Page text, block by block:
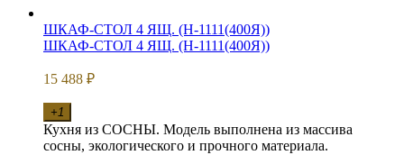
ШКАФ-СТОЛ 4 ЯЩ. (Н-1111(400Я))
ШКАФ-СТОЛ 4 ЯЩ. (Н-1111(400Я))
15 488 ₽
+1
Кухня из СОСНЫ. Модель выполнена из массива
сосны, экологического и прочного материала.